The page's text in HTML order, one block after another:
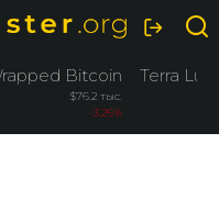
Bitcoin
$76.2 тыс.
-3.26%
Terra